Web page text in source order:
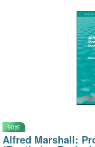
90折
Alfred Marshall: